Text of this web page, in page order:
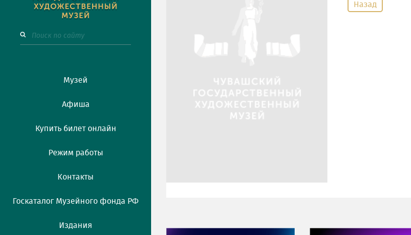
Музей
Афиша
Купить билет онлайн
Режим работы
Контакты
Госкаталог Музейного фонда РФ
Издания
Назад